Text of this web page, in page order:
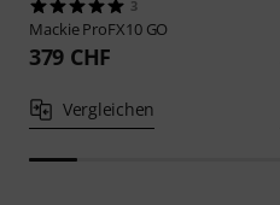
3
MackieProFX10 GO
379 CHF
Vergleichen